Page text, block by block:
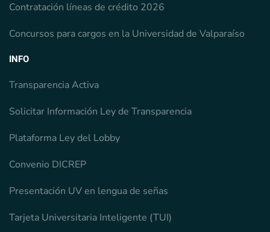
Contratación líneas de crédito 2026
Concursos para cargos en la Universidad de Valparaíso
INFO
Transparencia Activa
Solicitar Información Ley de Transparencia
Plataforma Ley del Lobby
Convenio DICREP
Presentación UV en lengua de señas
Tarjeta Universitaria Inteligente (TUI)